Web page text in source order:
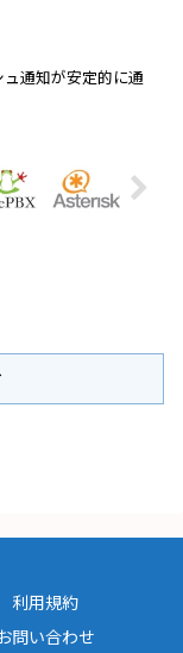
通知が安定的に通
利用規約
問い合わせ